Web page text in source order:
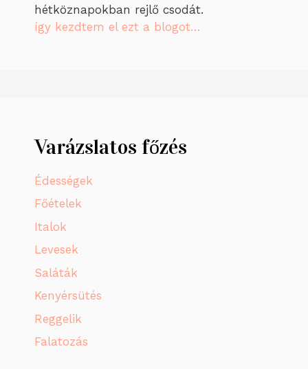
hétköznapokban rejlő csodát.
így kezdtem el ezt a blogot…
Varázslatos főzés
Édességek
Főételek
Italok
Levesek
Saláták
Kenyérsütés
Reggelik
Falatozás